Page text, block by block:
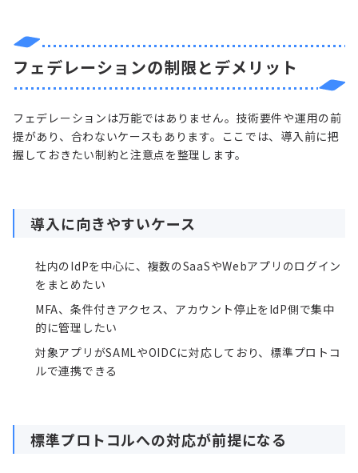
フェデレーションの制限とデメリット
フェデレーションは万能ではありません。技術要件や運用の前
提があり、合わないケースもあります。ここでは、導入前に把
握しておきたい制約と注意点を整理します。
導入に向きやすいケース
社内のIdPを中心に、複数のSaaSやWebアプリのログイン
をまとめたい
MFA、条件付きアクセス、アカウント停止をIdP側で集中
的に管理したい
対象アプリがSAMLやOIDCに対応しており、標準プロトコ
ルで連携できる
標準プロトコルへの対応が前提になる